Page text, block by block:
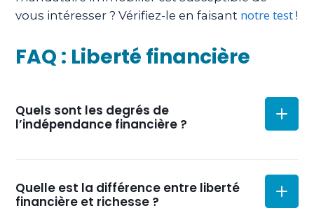
vous intéresser ? Vérifiez-le en faisant notre test !
FAQ : Liberté financière
Quels sont les degrés de
l’indépendance financière ?
L’indépendance financière est parfois exprimée au
travers d’une gradation : la survie financière, quand
le revenu du travail permet tout juste de couvrir les
Quelle est la différence entre liberté
financière et richesse ?